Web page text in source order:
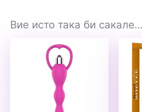
Вие исто така би сакале…